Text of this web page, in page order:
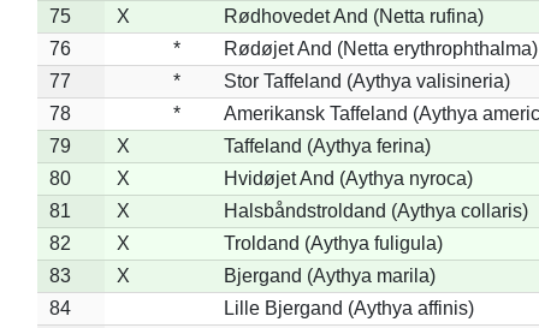
75
X
Rødhovedet And (Netta rufina)
76
*
Rødøjet And (Netta erythrophthalma)
77
*
Stor Taffeland (Aythya valisineria)
78
*
Amerikansk Taffeland (Aythya
79
X
Taffeland (Aythya ferina)
80
X
Hvidøjet And (Aythya nyroca)
81
X
Halsbåndstroldand (Aythya collaris)
82
X
Troldand (Aythya fuligula)
83
X
Bjergand (Aythya marila)
84
Lille Bjergand (Aythya affinis)